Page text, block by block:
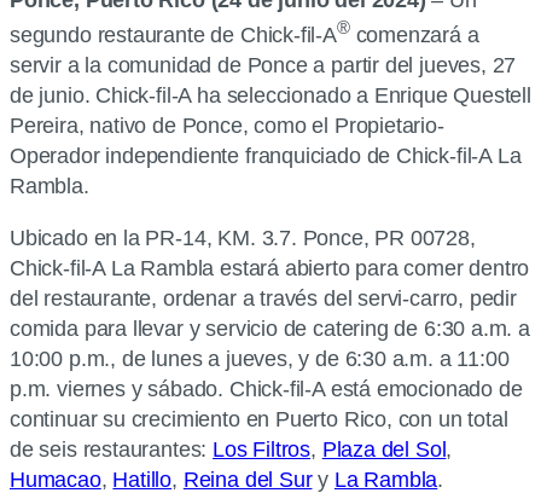
segundo restaurante de Chick-fil-A®comenzará a
servir a la comunidad de Ponce a partir del jueves, 27
de junio. Chick-fil-A ha seleccionado a Enrique Questell
Pereira, nativo de Ponce, como el Propietario-
Operador independiente franquiciado de Chick-fil-A La
Rambla.
Ubicado en la PR-14, KM. 3.7. Ponce, PR 00728,
Chick-fil-A La Rambla estará abierto para comer dentro
del restaurante, ordenar a través del servi-carro, pedir
comida para llevar y servicio de catering de 6:30 a.m. a
10:00 p.m., de lunes a jueves, y de 6:30 a.m. a 11:00
p.m. viernes y sábado. Chick-fil-A está emocionado de
continuar su crecimiento en Puerto Rico, con un total
de seis restaurantes: Los Filtros, Plaza del Sol,
Humacao, Hatillo, Reina del Sury La Rambla.